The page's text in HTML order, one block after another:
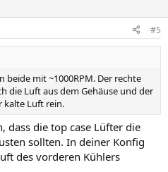
#5
beide mit ~1000RPM. Der rechte
die Luft aus dem Gehäuse und der
kalte Luft rein.
dass die top case Lüfter die
sollten. In deiner Konfig
des vorderen Kühlers